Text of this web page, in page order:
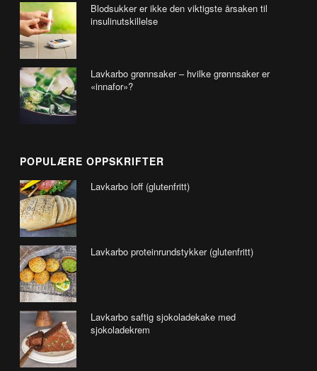
Blodsukker er ikke den viktigste årsaken til
insulinutskillelse
Lavkarbo grønnsaker – hvilke grønnsaker er
«innafor»?
POPULÆRE OPPSKRIFTER
Lavkarbo loff (glutenfritt)
Lavkarbo proteinrundstykker (glutenfritt)
Lavkarbo saftig sjokoladekake med
sjokoladekrem